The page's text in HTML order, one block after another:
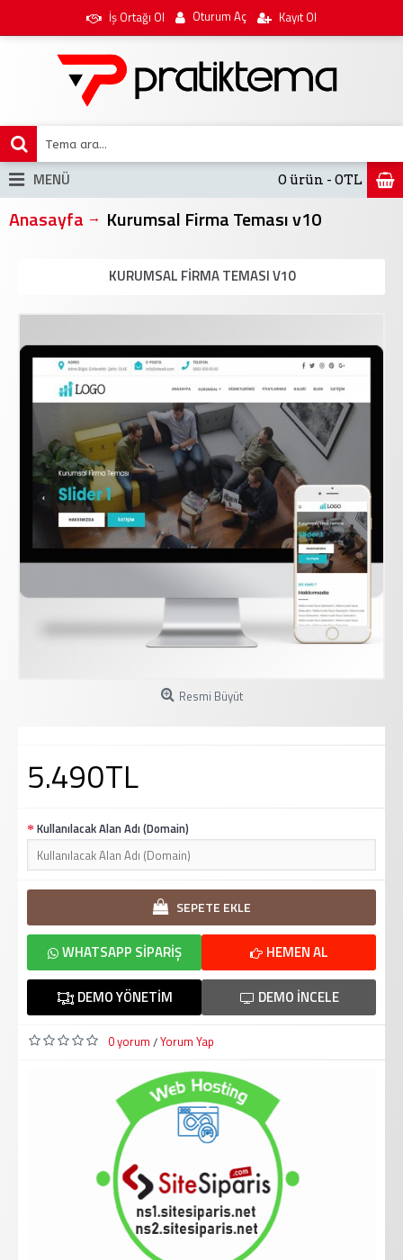
İş Ortağı Ol Oturum Aç Kayıt Ol
0 ürün - 0TL
MENÜ
Anasayfa Kurumsal Firma Teması v10
KURUMSAL FIRMA TEMASI V10
Resmi Büyüt
5.490TL
Kullanılacak Alan Adı (Domain)
SEPETE EKLE
HEMEN AL
WHATSAPP SIPARIŞ
DEMO İNCELE
DEMO YÖNETIM
0 yorum /Yorum Yap